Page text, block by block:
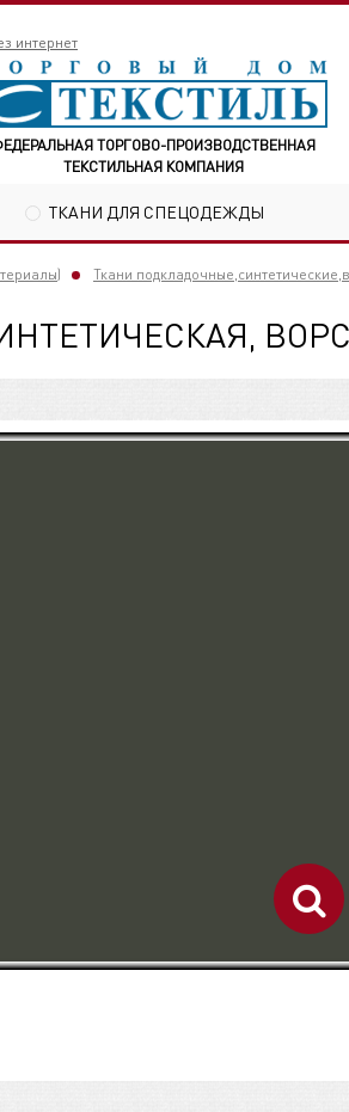
интернет
ТОРГОВО-ПРОИЗВОДСТВЕННАЯ
ТЕКСТИЛЬНАЯ КОМПАНИЯ
ТКАНИ ДЛЯ СПЕЦОДЕЖДЫ
Ткани